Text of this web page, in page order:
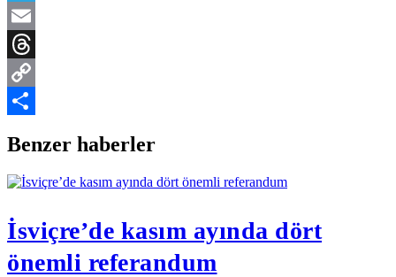
Telegram
Email
Threads
Copy
Benzer haberler
İsviçre’de kasım ayında dört
önemli referandum